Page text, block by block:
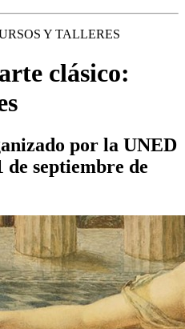
Y TALLERES
clásico:
por la UNED
de septiembre de